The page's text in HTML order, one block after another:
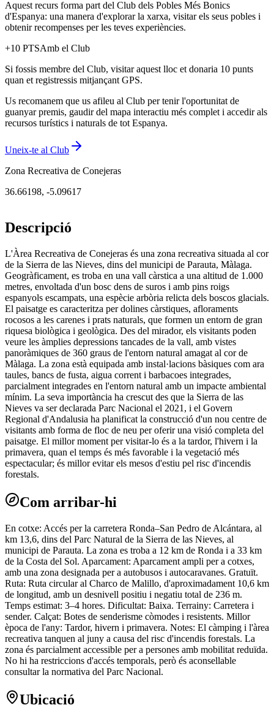
Aquest recurs forma part del Club dels Pobles Més Bonics
d'Espanya: una manera d'explorar la xarxa, visitar els seus pobles i
obtenir recompenses per les teves experiències.
+10 PTSAmb el Club
Si fossis membre del Club, visitar aquest lloc et donaria 10 punts
quan et registressis mitjançant GPS.
Us recomanem que us afileu al Club per tenir l'oportunitat de
guanyar premis, gaudir del mapa interactiu més complet i accedir als
recursos turístics i naturals de tot Espanya.
Uneix-te al Club
Zona Recreativa de Conejeras
36.66198, -5.09617
Descripció
L'Àrea Recreativa de Conejeras és una zona recreativa situada al cor
de la Sierra de las Nieves, dins del municipi de Parauta, Màlaga.
Geogràficament, es troba en una vall càrstica a una altitud de 1.000
metres, envoltada d'un bosc dens de suros i amb pins roigs
espanyols escampats, una espècie arbòria relicta dels boscos glacials.
El paisatge es caracteritza per dolines càrstiques, afloraments
rocosos a les carenes i prats naturals, que formen un entorn de gran
riquesa biològica i geològica. Des del mirador, els visitants poden
veure les àmplies depressions tancades de la vall, amb vistes
panoràmiques de 360 graus de l'entorn natural amagat al cor de
Màlaga. La zona està equipada amb instal·lacions bàsiques com ara
taules, bancs de fusta, aigua corrent i barbacoes integrades,
parcialment integrades en l'entorn natural amb un impacte ambiental
mínim. La seva importància ha crescut des que la Sierra de las
Nieves va ser declarada Parc Nacional el 2021, i el Govern
Regional d'Andalusia ha planificat la construcció d'un nou centre de
visitants amb forma de floc de neu per oferir una visió completa del
paisatge. El millor moment per visitar-lo és a la tardor, l'hivern i la
primavera, quan el temps és més favorable i la vegetació més
espectacular; és millor evitar els mesos d'estiu pel risc d'incendis
forestals.
Com arribar-hi
En cotxe: Accés per la carretera Ronda–San Pedro de Alcántara, al
km 13,6, dins del Parc Natural de la Sierra de las Nieves, al
municipi de Parauta. La zona es troba a 12 km de Ronda i a 33 km
de la Costa del Sol. Aparcament: Aparcament ampli per a cotxes,
amb una zona designada per a autobusos i autocaravanes. Gratuït.
Ruta: Ruta circular al Charco de Malillo, d'aproximadament 10,6 km
de longitud, amb un desnivell positiu i negatiu total de 236 m.
Temps estimat: 3–4 hores. Dificultat: Baixa. Terrainy: Carretera i
sender. Calçat: Botes de senderisme còmodes i resistents. Millor
època de l'any: Tardor, hivern i primavera. Notes: El càmping i l'àrea
recreativa tanquen al juny a causa del risc d'incendis forestals. La
zona és parcialment accessible per a persones amb mobilitat reduïda.
No hi ha restriccions d'accés temporals, però és aconsellable
consultar la normativa del Parc Nacional.
Ubicació